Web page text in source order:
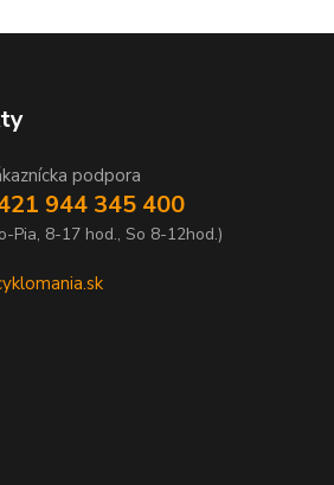
podpora
944 345 400
Pia, 8-17 hod., So 8-12hod.)